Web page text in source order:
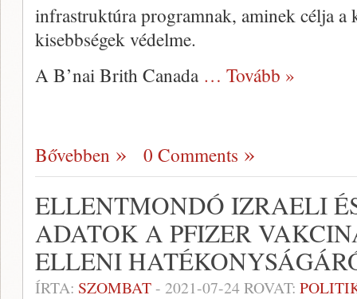
infrastruktúra programnak, aminek célja a
kisebbségek védelme.
A B’nai Brith Canada … Tovább »
Bővebben 0 Comments
ELLENTMONDÓ IZRAELI
ADATOK A PFIZER
ELLENI
ÍRTA: SZOMBAT- 2021-07-24ROVAT: